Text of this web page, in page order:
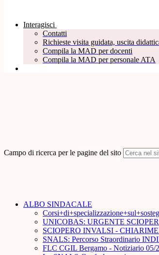
Interagisci
Contatti
Richieste visita guidata, uscita
Compila la MAD per docenti
Compila la MAD per personale ATA
Campo di ricerca per le pagine del sito
ALBO SINDACALE
UNICOBAS: URGENTE
SCIOPERO INVALSI -
SNALS: Percorso Straordinario
FLC CGIL Bergamo - Notiziario 05/